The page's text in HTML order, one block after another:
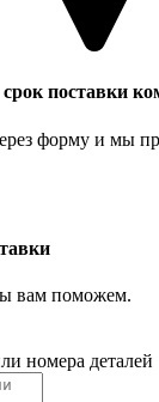
поставки
форму и мы
вам поможем.
номера деталей